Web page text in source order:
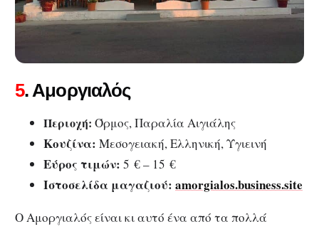
5. Αμοργιαλός
Περιοχή: Όρμος, Παραλία Αιγιάλης
Κουζίνα: Μεσογειακή, Ελληνική, Υγιεινή
Εύρος τιμών: 5 € – 15 €
Ιστοσελίδα μαγαζιού: amorgialos.business.site
Ο Αμοργιαλός είναι κι αυτό ένα από τα πολλά